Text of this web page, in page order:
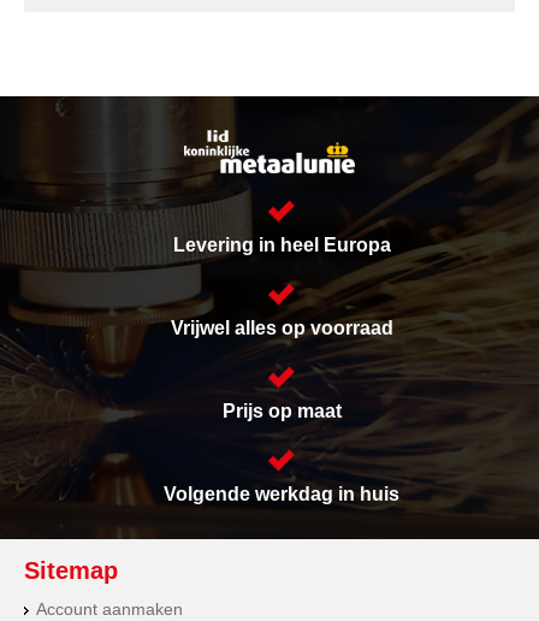
Levering in heel Europa
Vrijwel alles op voorraad
Prijs op maat
Volgende werkdag in huis
Sitemap
Account aanmaken